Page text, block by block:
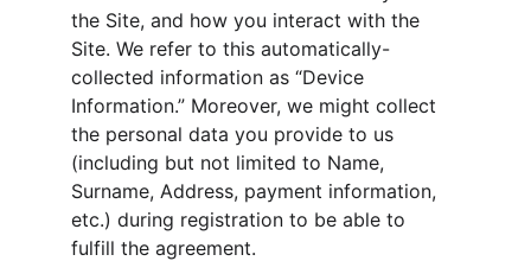
the Site, and how you interact with the
Site. We refer to this automatically-
collected information as “Device
Information.” Moreover, we might collect
the personal data you provide to us
(including but not limited to Name,
Surname, Address, payment information,
etc.) during registration to be able to
fulfill the agreement.